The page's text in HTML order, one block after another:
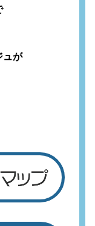
ュが